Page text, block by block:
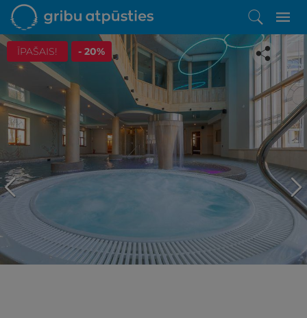
ĪPAŠAIS! - 20%
Iepatikās šis piedāvājums?
Līdz brīnišķīgai atpūtai atlikuši tikai daži soļi